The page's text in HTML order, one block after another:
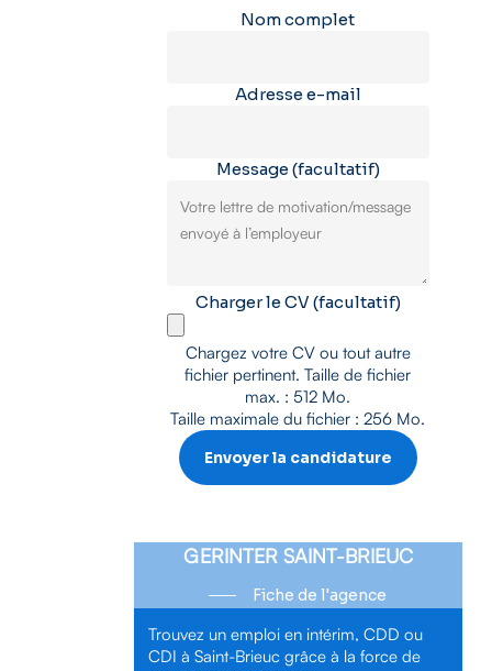
Nom complet
Adresse e-mail
Message(facultatif)
Charger le CV (facultatif)
Chargez votre CV ou tout autre
fichier pertinent. Taille de fichier
max. : 512 Mo.
Taille maximale du fichier : 256 Mo.
GERINTER SAINT-BRIEUC
Fiche de l'agence
Trouvez un emploi en intérim, CDD ou
CDI à Saint-Brieuc grâce à la force de